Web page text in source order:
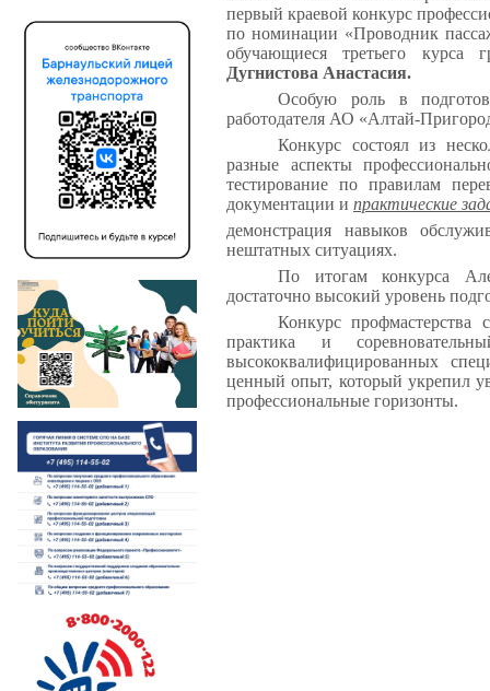
первый краевой конкурс
по номинации «Проводник
обучающиеся третьего
Дугнистова Анастасия.
Особую роль в
работодателя АО «Алтай-
Конкурс состоял из
разные аспекты
тестирование по правилам
документации и практические
демонстрация навыков
нештатных ситуациях.
По итогам конкурса
достаточно высокий уровень
Конкурс профмастерства
практика и
высококвалифицированных
ценный опыт, который укрепил
профессиональные горизонты.